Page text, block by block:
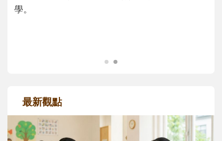
也安心，解鎖一個清涼、有趣又能長知識的
最新觀點